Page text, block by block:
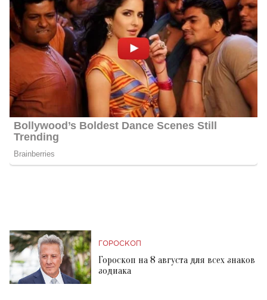
ГОРОСКОП
Гороскоп на 8 августа для всех знаков
зодиака